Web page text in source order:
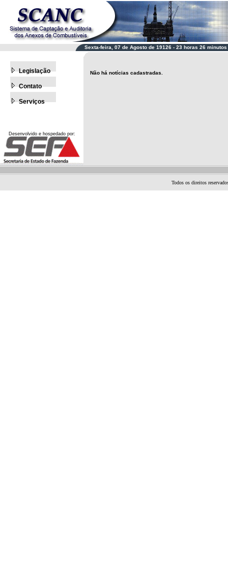
Sexta-feira, 07 de Agosto de 19126 - 23 horas 26 minutos
Legislação
Contato
Serviços
Não há notícias cadastradas.
Desenvolvido e hospedado por:
Todos os direitos